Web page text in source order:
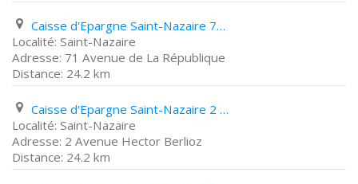
Caisse d'Epargne Saint-Nazaire 71 Avenue de La République
Saint-Nazaire
71 Avenue de La République
24.2 km
Caisse d'Epargne Saint-Nazaire 2 Avenue Hector Berlioz
Saint-Nazaire
2 Avenue Hector Berlioz
24.2 km